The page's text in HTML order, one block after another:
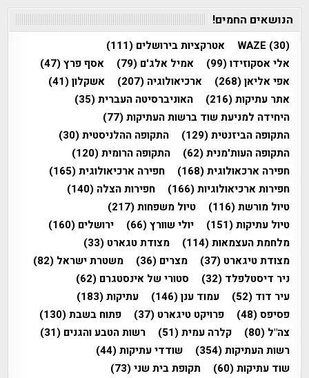
הנושאים החמים!
WAZE (30) אטרקציות בירושלים (111)
אלי אסקוזידו(99) אמיל אלג'ם (79) אסף פרץ(47)
אפי אליאן(268) ארכיאולוגיה (207) אשקלון(41)
אתר עתיקות(216) האוניברסיטה העברית(35)
היחידה למניעת שוד ברשות העתיקות(77)
התקופה הביזנטית(129) התקופה ההלניסטית(30)
התקופה העות'מנית(62) התקופה הרומית(120)
חפירה ארכאולוגית(168) חפירה ארכיאולוגית(165)
חפירות ארכיאולוגיות(166) חפירות הצלה (140)
טיול מורשת(116) טיול משפחות(217)
טיול עתיקות(151) יולי שוורץ(66) ירושלים (160)
מלחמת העצמאות(114) מצודת טגארט (33)
מצודת טיגארט (37) מצרים (36) משטרת ישראל (82)
ניר דיסטלפלד (32) סטורי של אינסטגרם (62)
עיר דוד (52) עמוד ענן(146) עתיקות(183)
פסיפס(48) פרויקט טיגארט (37) פתוח בשבת(130)
צה"ל (80) קלרה עמית(51) רשות הטבע והגנים (31)
רשות העתיקות(354) שודדי עתיקות(44)
שוד עתיקות(60) תקופת בית שני(73)